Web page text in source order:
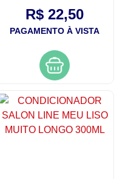
R$ 22,50
PAGAMENTO À VISTA